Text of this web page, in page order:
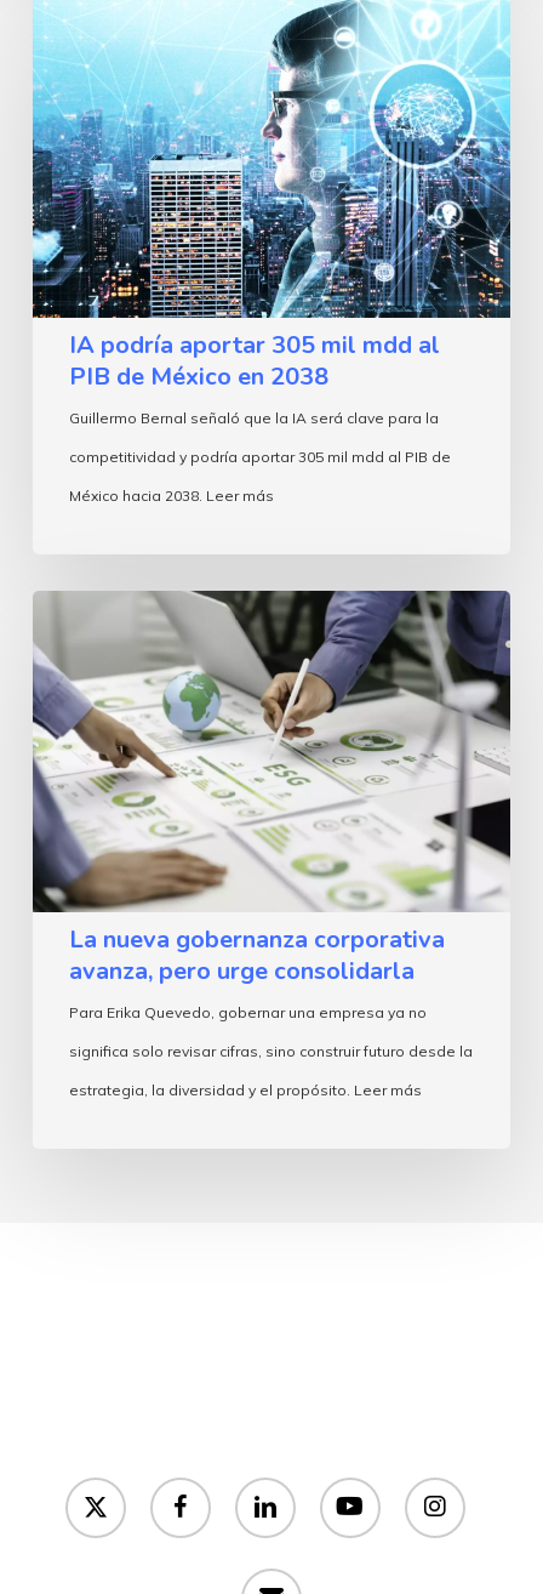
IA
podría
aportar
305
mil
mdd
al
PIB
de
México
IA podría aportar 305 mil mdd al
PIB de México en 2038
Guillermo Bernal señaló que la IA será clave para la
competitividad y podría aportar 305 mil mdd al PIB de
México hacia 2038. Leer más
nueva
gobernanza
corporativa
avanza,
pero
urge
consolidarla
La nueva gobernanza corporativa
avanza, pero urge consolidarla
Para Erika Quevedo, gobernar una empresa ya no
significa solo revisar cifras, sino construir futuro desde la
estrategia, la diversidad y el propósito. Leer más
x-
twitter
facebook linkedin youtube instagram
email